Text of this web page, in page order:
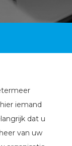
iemand
dat u
van uw